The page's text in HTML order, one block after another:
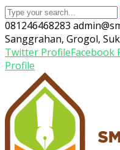
081246468283
Sanggrahan, Grogol,
Twitter ProfileFacebook
Profile